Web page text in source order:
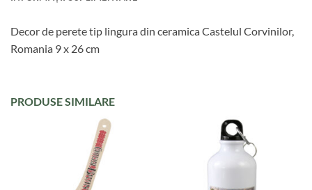
Decor de perete tip lingura din ceramica Castelul Corvinilor,
Romania 9 x 26 cm
PRODUSE SIMILARE